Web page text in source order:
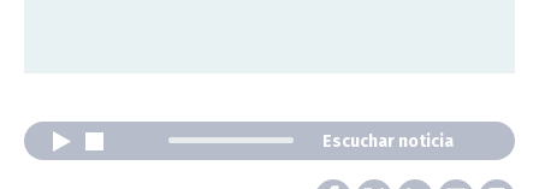
Escuchar noticia